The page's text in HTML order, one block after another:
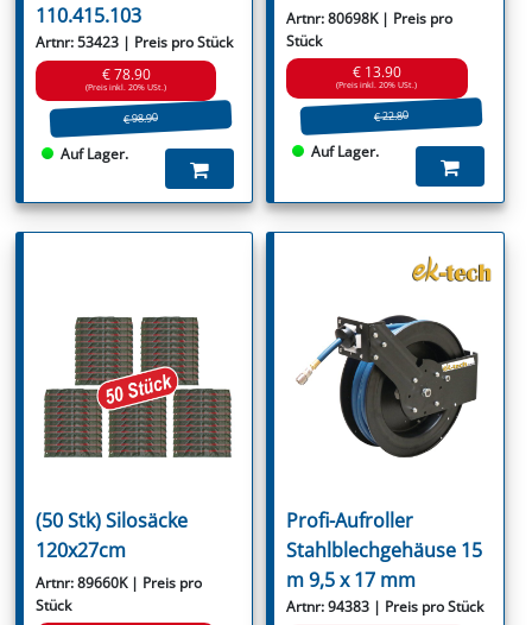
110.415.103
Artnr: 53423 | Preis pro Stück
€ 78.90
(Preis inkl. 20% USt.)
€ 98.90
Auf Lager.
Artnr: 80698K | Preis pro
Stück
€ 13.90
(Preis inkl. 20% USt.)
€ 22.80
Auf Lager.
(50 Stk) Silosäcke
120x27cm
Artnr: 89660K | Preis pro
Stück
Profi-Aufroller
Stahlblechgehäuse 15
m 9,5 x 17 mm
Artnr: 94383 | Preis pro Stück